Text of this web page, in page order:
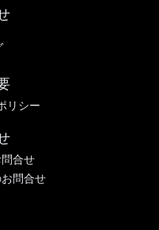
リシー
合せ
問合せ